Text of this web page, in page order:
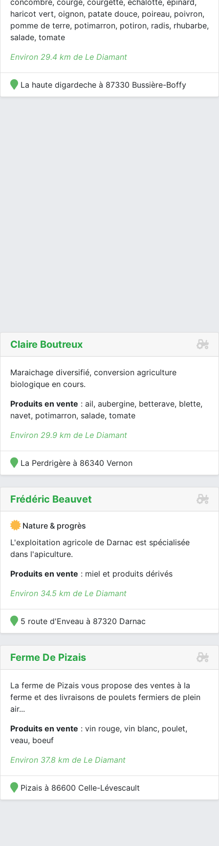
concombre, courge, courgette, échalotte, épinard,
haricot vert, oignon, patate douce, poireau, poivron,
pomme de terre, potimarron, potiron, radis, rhubarbe,
salade, tomate
Environ 29.4 km de Le Diamant
La haute digardeche à 87330 Bussière-Boffy
Claire Boutreux
Maraichage diversifié, conversion agriculture
biologique en cours.
Produits en vente : ail, aubergine, betterave, blette,
navet, potimarron, salade, tomate
Environ 29.9 km de Le Diamant
La Perdrigère à 86340 Vernon
Frédéric Beauvet
Nature & progrès
L'exploitation agricole de Darnac est spécialisée
dans l'apiculture.
Produits en vente : miel et produits dérivés
Environ 34.5 km de Le Diamant
5 route d'Enveau à 87320 Darnac
Ferme De Pizais
La ferme de Pizais vous propose des ventes à la
ferme et des livraisons de poulets fermiers de plein
air...
Produits en vente : vin rouge, vin blanc, poulet,
veau, boeuf
Environ 37.8 km de Le Diamant
Pizais à 86600 Celle-Lévescault